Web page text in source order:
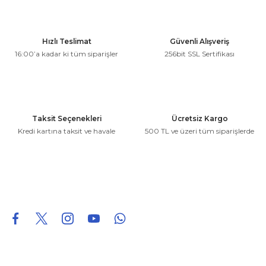
Hızlı Teslimat
16:00’a kadar ki tüm siparişler
Güvenli Alışveriş
256bit SSL Sertifikası
Taksit Seçenekleri
Kredi kartına taksit ve havale
Ücretsiz Kargo
500 TL ve üzeri tüm siparişlerde